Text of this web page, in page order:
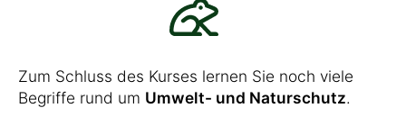
Zum Schluss des Kurses lernen Sie noch viele
Begriffe rund um Umwelt- und Naturschutz.